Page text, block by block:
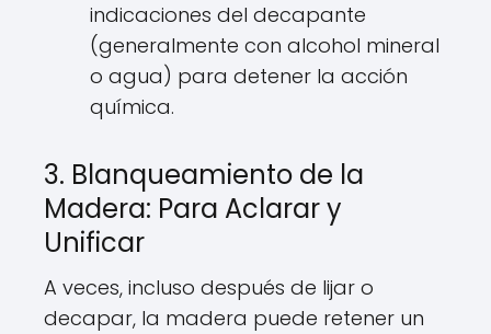
indicaciones del decapante
(generalmente con alcohol mineral
o agua) para detener la acción
química.
3. Blanqueamiento de la
Madera: Para Aclarar y
Unificar
A veces, incluso después de lijar o
decapar, la madera puede retener un